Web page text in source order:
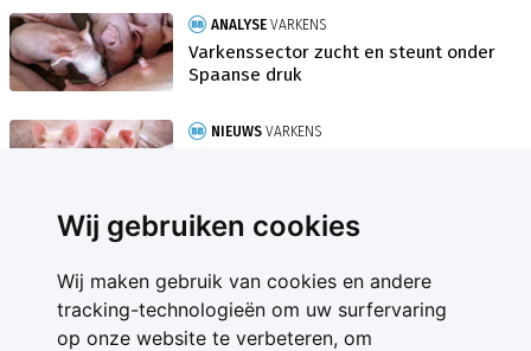
Wij gebruiken cookies
Wij maken gebruik van cookies en andere
tracking-technologieën om uw surfervaring
op onze website te verbeteren, om
ANALYSE VARKENS
Varkenssector zucht en steunt onder
Spaanse druk
NIEUWS VARKENS